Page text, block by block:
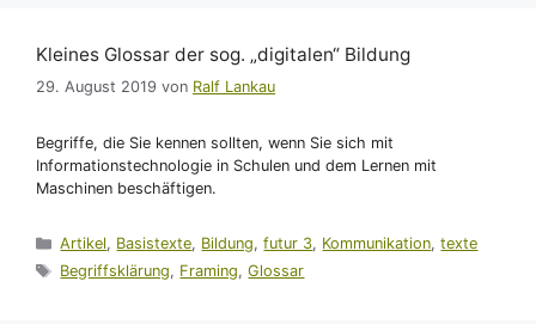
Kleines Glossar der sog. „digitalen“ Bildung
29. August 2019 von Ralf Lankau
Begriffe, die Sie kennen sollten, wenn Sie sich mit
Informationstechnologie in Schulen und dem Lernen mit
Maschinen beschäftigen.
Kategorien
Artikel, Basistexte, Bildung,futur 3, Kommunikation,texte
Schlagwörter
Begriffsklärung, Framing,Glossar